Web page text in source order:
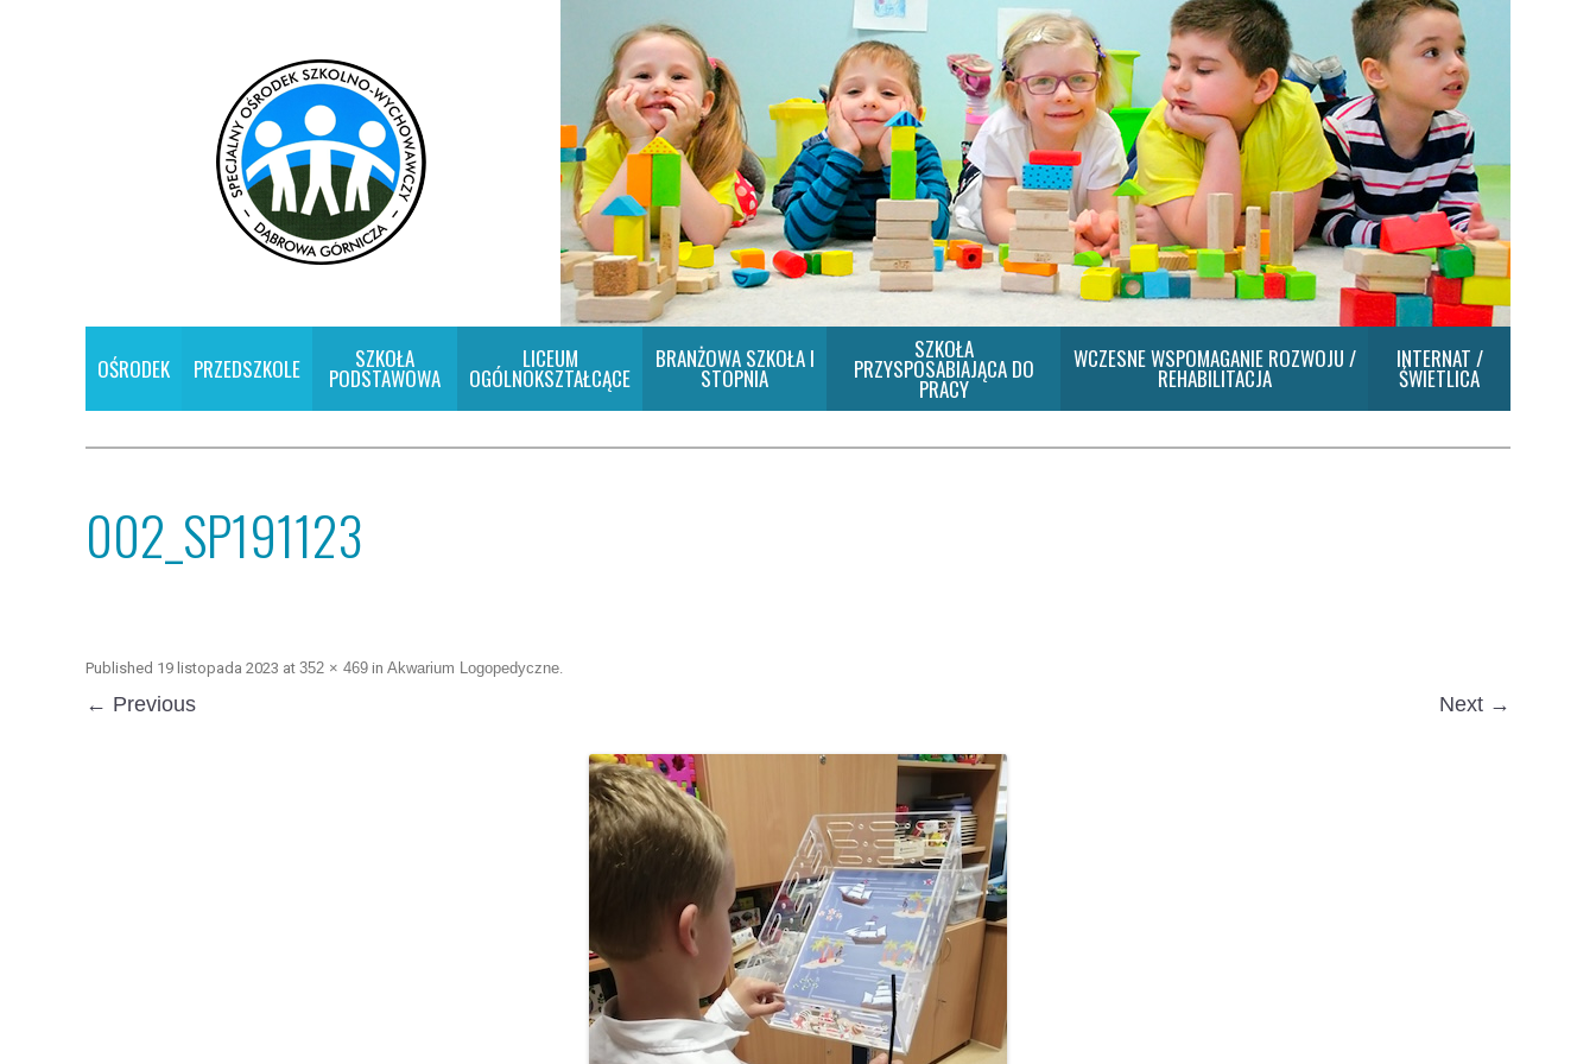
OŚRODEK PRZEDSZKOLE SZKOŁA
PODSTAWOWA
LICEUM
OGÓLNOKSZTAŁCĄCE
BRANŻOWA SZKOŁA I
STOPNIA
SZKOŁA
PRZYSPOSABIAJĄCA DO
PRACY
WCZESNE WSPOMAGANIE ROZWOJU /
REHABILITACJA
INTERNAT /
ŚWIETLICA
002_SP191123
Published 19 listopada 2023 at 352 × 469 in Akwarium Logopedyczne.
← Previous Next →